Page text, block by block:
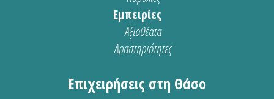
Εμπειρίες
Αξιοθέατα
Δραστηριότητες
Επιχειρήσεις στη Θάσο